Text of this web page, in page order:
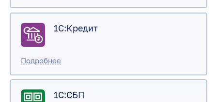
1С:Кредит
1С:СБП